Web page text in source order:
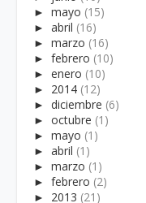
► mayo (15)
► abril (16)
► marzo (16)
► febrero (10)
► enero (10)
► 2014 (12)
► diciembre (6)
► octubre (1)
► mayo (1)
► abril (1)
► marzo (1)
► febrero (2)
► 2013 (21)